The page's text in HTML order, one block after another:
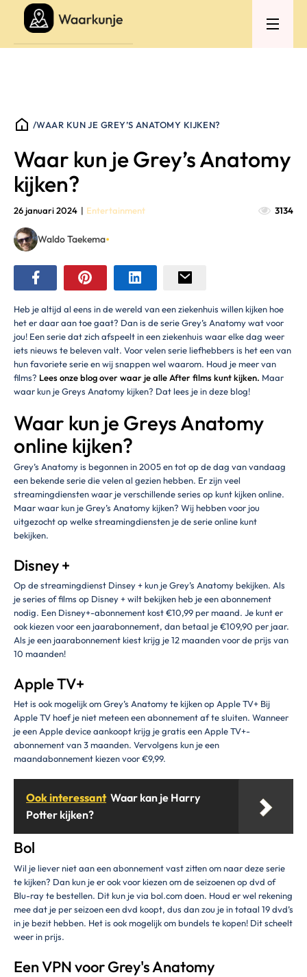
/WAAR KUN JE GREY’S ANATOMY KIJKEN?
Waar kun je Grey’s Anatomy
kijken?
26 januari 2024 | Entertainment 3134
Waldo Taekema•
Heb je altijd al eens in de wereld van een ziekenhuis willen kijken hoe
het er daar aan toe gaat? Dan is de serie Grey’s Anatomy wat voor
jou! Een serie dat zich afspeelt in een ziekenhuis waar elke dag weer
iets nieuws te beleven valt. Voor velen serie liefhebbers is het een van
hun favoriete serie en wij snappen wel waarom. Houd je meer van
films? Lees onze blog over waar je alle After films kunt kijken. Maar
waar kun je Greys Anatomy kijken? Dat lees je in deze blog!
Waar kun je Greys Anatomy
online kijken?
Grey’s Anatomy is begonnen in 2005 en tot op de dag van vandaag
een bekende serie die velen al gezien hebben. Er zijn veel
streamingdiensten waar je verschillende series op kunt kijken online.
Maar waar kun je Grey’s Anatomy kijken? Wij hebben voor jou
uitgezocht op welke streamingdiensten je de serie online kunt
bekijken.
Disney +
Op de streamingdienst Dinsey + kun je Grey’s Anatomy bekijken. Als
je series of films op Disney + wilt bekijken heb je een abonnement
nodig. Een Disney+-abonnement kost €10,99 per maand. Je kunt er
ook kiezen voor een jaarabonnement, dan betaal je €109,90 per jaar.
Als je een jaarabonnement kiest krijg je 12 maanden voor de prijs van
10 maanden!
Apple TV+
Het is ook mogelijk om Grey’s Anatomy te kijken op Apple TV+ Bij
Apple TV hoef je niet meteen een abonnement af te sluiten. Wanneer
je een Apple device aankoopt krijg je gratis een Apple TV+-
abonnement van 3 maanden. Vervolgens kun je een
maandabonnement kiezen voor €9,99.
Ook interessant Waar kan je Harry
Potter kijken?
Bol
Wil je liever niet aan een abonnement vast zitten om naar deze serie
te kijken? Dan kun je er ook voor kiezen om de seizoenen op dvd of
Blu-ray te bestellen. Dit kun je via bol.com doen. Houd er wel rekening
mee dat je per seizoen een dvd koopt, dus dan zou je in totaal 19 dvd’s
in je bezit hebben. Het is ook mogelijk om bundels te kopen! Dit scheelt
weer in prijs.
Een VPN voor Grey's Anatomy